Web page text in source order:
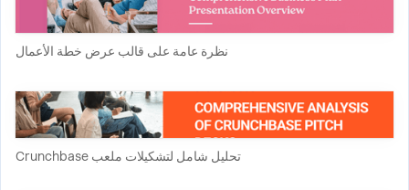
نظرة عامة على قالب عرض خطة الأعمال
تحليل شامل لتشكيلات ملعب Crunchbase